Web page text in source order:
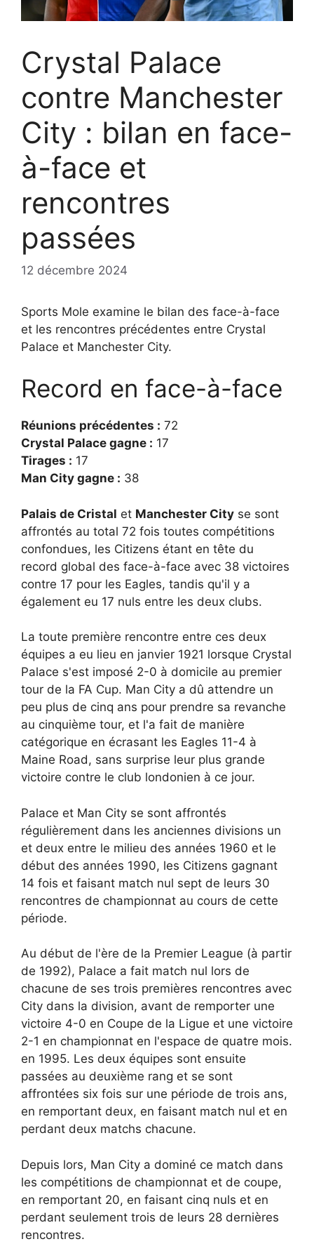
Crystal Palace
contre Manchester
City : bilan en face-
à-face et
rencontres
passées
12 décembre 2024
Sports Mole examine le bilan des face-à-face
et les rencontres précédentes entre Crystal
Palace et Manchester City.
Record en face-à-face
Réunions précédentes : 72
Crystal Palace gagne : 17
Tirages : 17
Man City gagne : 38
Palais de Cristal et Manchester City se sont
affrontés au total 72 fois toutes compétitions
confondues, les Citizens étant en tête du
record global des face-à-face avec 38 victoires
contre 17 pour les Eagles, tandis qu'il y a
également eu 17 nuls entre les deux clubs.
La toute première rencontre entre ces deux
équipes a eu lieu en janvier 1921 lorsque Crystal
Palace s'est imposé 2-0 à domicile au premier
tour de la FA Cup. Man City a dû attendre un
peu plus de cinq ans pour prendre sa revanche
au cinquième tour, et l'a fait de manière
catégorique en écrasant les Eagles 11-4 à
Maine Road, sans surprise leur plus grande
victoire contre le club londonien à ce jour.
Palace et Man City se sont affrontés
régulièrement dans les anciennes divisions un
et deux entre le milieu des années 1960 et le
début des années 1990, les Citizens gagnant
14 fois et faisant match nul sept de leurs 30
rencontres de championnat au cours de cette
période.
Au début de l'ère de la Premier League (à partir
de 1992), Palace a fait match nul lors de
chacune de ses trois premières rencontres avec
City dans la division, avant de remporter une
victoire 4-0 en Coupe de la Ligue et une victoire
2-1 en championnat en l'espace de quatre mois.
en 1995. Les deux équipes sont ensuite
passées au deuxième rang et se sont
affrontées six fois sur une période de trois ans,
en remportant deux, en faisant match nul et en
perdant deux matchs chacune.
Depuis lors, Man City a dominé ce match dans
les compétitions de championnat et de coupe,
en remportant 20, en faisant cinq nuls et en
perdant seulement trois de leurs 28 dernières
rencontres.